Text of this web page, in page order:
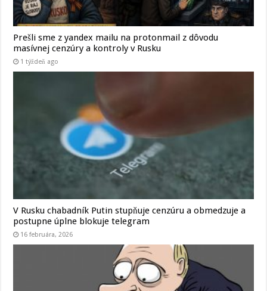
Prešli sme z yandex mailu na protonmail z dôvodu
masívnej cenzúry a kontroly v Rusku
1 týždeň ago
V Rusku chabadník Putin stupňuje cenzúru a obmedzuje a
postupne úplne blokuje telegram
16 februára, 2026